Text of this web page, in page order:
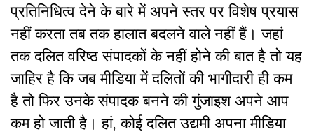
प्रतिनिधित्व देने के बारे में अपने स्तर पर विशेष प्रयास
नहीं करता तब तक हालात बदलने वाले नहीं हैं। जहां
तक दलित वरिष्ठ संपादकों के नहीं होने की बात है तो यह
जाहिर है कि जब मीडिया में दलितों की भागीदारी ही कम
है तो फिर उनके संपादक बनने की गुंजाइश अपने आप
कम हो जाती है। हां, कोई दलित उद्यमी अपना मीडिया